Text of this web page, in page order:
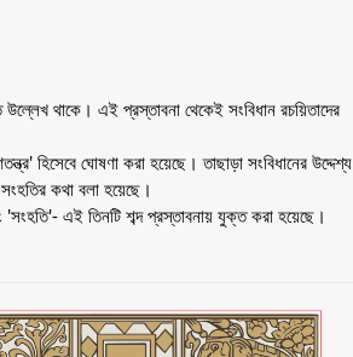
থাকে। এই প্রস্তাবনা থেকেই সংবিধান রচয়িতাদের
হিসেবে ঘোষণা করা হয়েছে। তাছাড়া সংবিধানের উদ্দেশ্য
কথা বলা হয়েছে।
এই তিনটি শব্দ প্রস্তাবনায় যুক্ত করা হয়েছে।